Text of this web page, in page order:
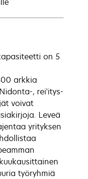
on 5
arkkia
, rei'itys-
voivat
Leveä
yrityksen
työryhmiä